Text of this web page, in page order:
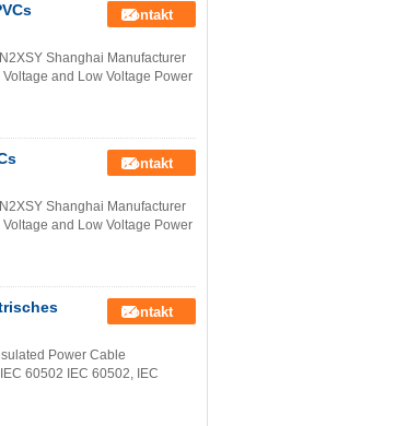
Kontakt
Shanghai Manufacturer
and Low Voltage Power
Kontakt
Shanghai Manufacturer
and Low Voltage Power
Kontakt
Power Cable
60502 IEC 60502, IEC